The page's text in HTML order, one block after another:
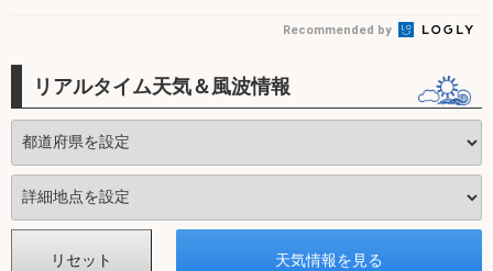
Recommended by
リアルタイム天気＆風波情報